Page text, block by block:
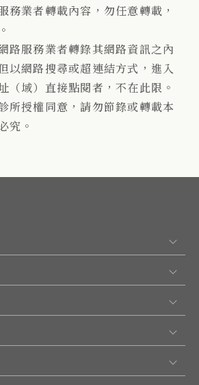
務業者轉載內容，勿任意轉載，
路服務業者轉錄其網路資訊之內
以網路搜尋或超連結方式，進入
（域）直接點閱者，不在此限。
所授權同意，請勿節錄或轉載本
究。